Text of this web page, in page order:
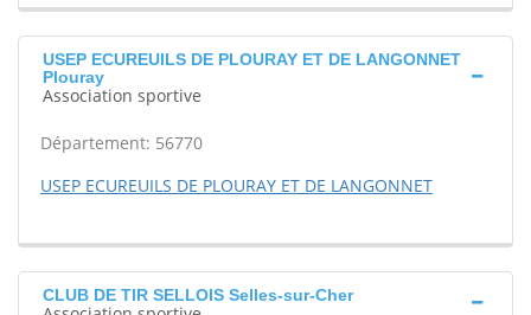
USEP ECUREUILS DE PLOURAY ET DE LANGONNET
Plouray
Association sportive
Département: 56770
USEP ECUREUILS DE PLOURAY ET DE LANGONNET
CLUB DE TIR SELLOIS Selles-sur-Cher